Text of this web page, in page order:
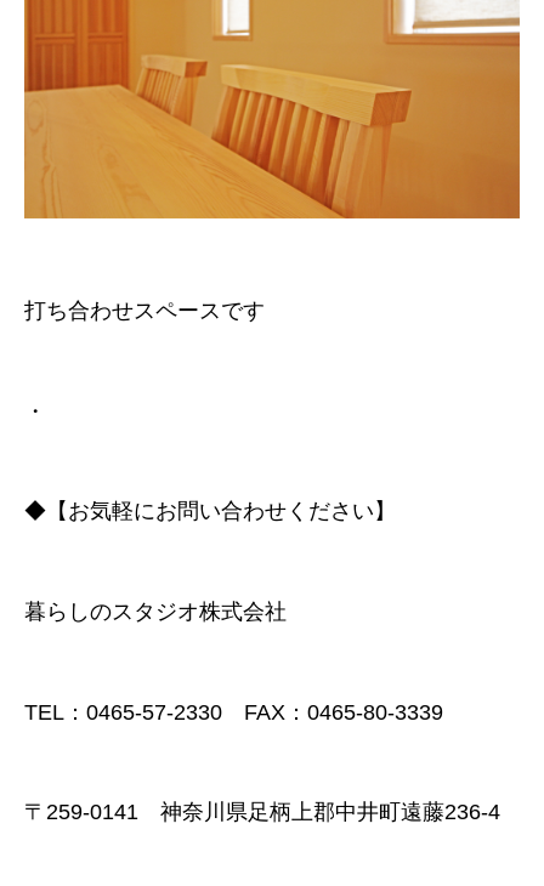
打ち合わせスペースです
・
◆【お気軽にお問い合わせください】
暮らしのスタジオ株式会社
TEL：0465-57-2330 FAX：0465-80-3339
〒259-0141 神奈川県足柄上郡中井町遠藤236-4